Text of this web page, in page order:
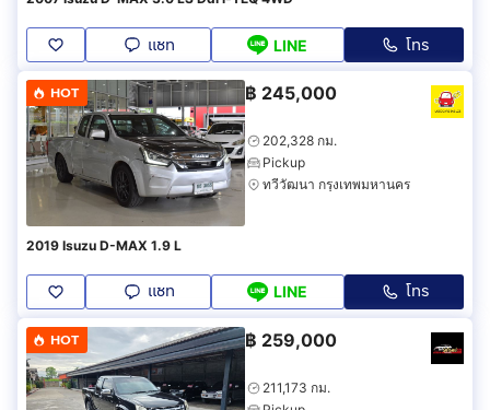
แชท LINE โทร
HOT ฿ 245,000
202,328 กม.
Pickup
ทวีวัฒนา กรุงเทพมหานคร
2019 Isuzu D-MAX 1.9 L
แชท LINE โทร
HOT ฿ 259,000
211,173 กม.